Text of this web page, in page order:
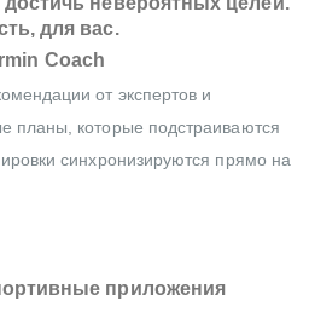
для вас.
Coach
от экспертов и
планы, которые подстраиваются
синхронизируются прямо на
приложения